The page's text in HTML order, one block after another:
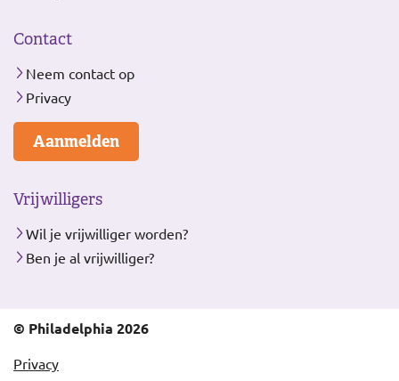
Contact
Neem contact op
Privacy
Aanmelden
Vrijwilligers
Wil je vrijwilliger worden?
Ben je al vrijwilliger?
© Philadelphia 2026
Privacy